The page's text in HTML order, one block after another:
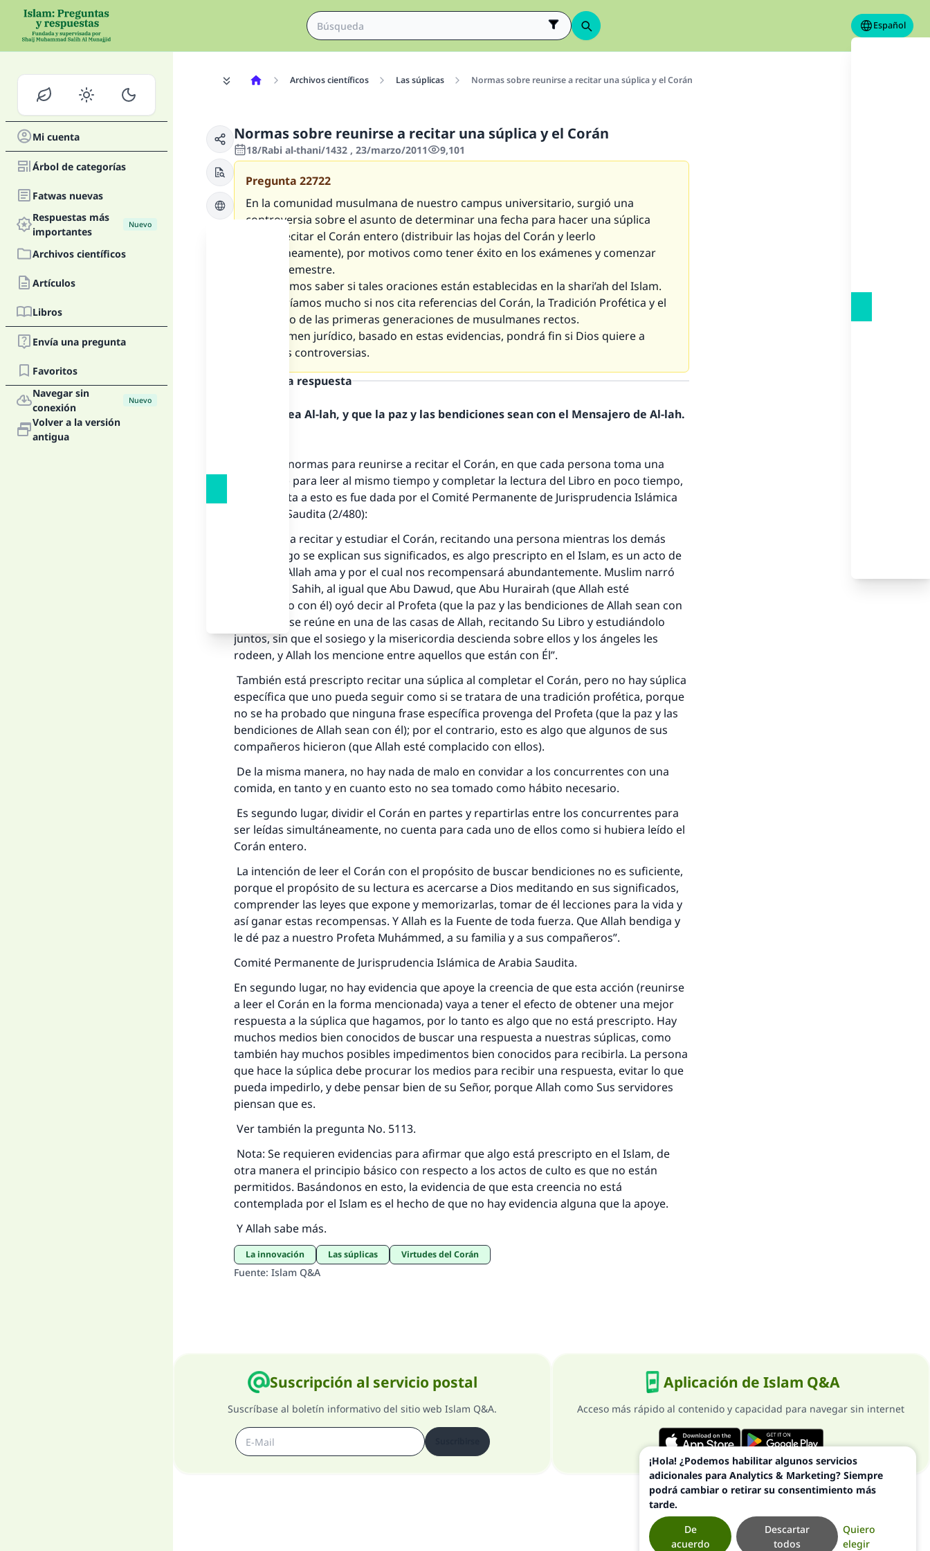
Español
Mi cuenta
Árbol de categorías
Fatwas nuevas
Respuestas más
importantes
Nuevo
Archivos científicos
Artículos
Libros
Envía una pregunta
Favoritos
Navegar sin
conexión
Nuevo
Volver a la versión
antigua
Archivos científicos Las súplicas Normas sobre reunirse a recitar una súplica y el Corán
Normas sobre reunirse a recitar una súplica y el Corán
18/Rabi al-thani/1432 , 23/marzo/2011 9,101
Pregunta 22722
En la comunidad musulmana de nuestro campus universitario, surgió una
controversia sobre el asunto de determinar una fecha para hacer una súplica
(du’á), recitar el Corán entero (distribuir las hojas del Corán y leerlo
simultáneamente), por motivos como tener éxito en los exámenes y comenzar
bien el semestre.
Quisiéramos saber si tales oraciones están establecidas en la shari’ah del Islam.
Apreciaríamos mucho si nos cita referencias del Corán, la Tradición Profética y el
consenso de las primeras generaciones de musulmanes rectos.
Su dictamen jurídico, basado en estas evidencias, pondrá fin si Dios quiere a
nuestras controversias.
Texto de la respuesta
Alabado sea Al-lah, y que la paz y las bendiciones sean con el Mensajero de Al-lah.
Sobre las normas para reunirse a recitar el Corán, en que cada persona toma una
parte (yuz) para leer al mismo tiempo y completar la lectura del Libro en poco tiempo,
la respuesta a esto es fue dada por el Comité Permanente de Jurisprudencia Islámica
de Arabia Saudita (2/480):
“Reunirse a recitar y estudiar el Corán, recitando una persona mientras los demás
oyen y luego se explican sus significados, es algo prescripto en el Islam, es un acto de
culto que Allah ama y por el cual nos recompensará abundantemente. Muslim narró
en su libro Sahih, al igual que Abu Dawud, que Abu Hurairah (que Allah esté
complacido con él) oyó decir al Profeta (que la paz y las bendiciones de Allah sean con
él): “Nadie se reúne en una de las casas de Allah, recitando Su Libro y estudiándolo
juntos, sin que el sosiego y la misericordia descienda sobre ellos y los ángeles les
rodeen, y Allah los mencione entre aquellos que están con Él”.
También está prescripto recitar una súplica al completar el Corán, pero no hay súplica
específica que uno pueda seguir como si se tratara de una tradición profética, porque
no se ha probado que ninguna frase específica provenga del Profeta (que la paz y las
bendiciones de Allah sean con él); por el contrario, esto es algo que algunos de sus
compañeros hicieron (que Allah esté complacido con ellos).
De la misma manera, no hay nada de malo en convidar a los concurrentes con una
comida, en tanto y en cuanto esto no sea tomado como hábito necesario.
Es segundo lugar, dividir el Corán en partes y repartirlas entre los concurrentes para
ser leídas simultáneamente, no cuenta para cada uno de ellos como si hubiera leído el
Corán entero.
La intención de leer el Corán con el propósito de buscar bendiciones no es suficiente,
porque el propósito de su lectura es acercarse a Dios meditando en sus significados,
comprender las leyes que expone y memorizarlas, tomar de él lecciones para la vida y
así ganar estas recompensas. Y Allah es la Fuente de toda fuerza. Que Allah bendiga y
le dé paz a nuestro Profeta Muhámmed, a su familia y a sus compañeros”.
Comité Permanente de Jurisprudencia Islámica de Arabia Saudita.
En segundo lugar, no hay evidencia que apoye la creencia de que esta acción (reunirse
a leer el Corán en la forma mencionada) vaya a tener el efecto de obtener una mejor
respuesta a la súplica que hagamos, por lo tanto es algo que no está prescripto. Hay
muchos medios bien conocidos de buscar una respuesta a nuestras súplicas, como
también hay muchos posibles impedimentos bien conocidos para recibirla. La persona
que hace la súplica debe procurar los medios para recibir una respuesta, evitar lo que
pueda impedirlo, y debe pensar bien de su Señor, porque Allah como Sus servidores
piensan que es.
Ver también la pregunta No. 5113.
Nota: Se requieren evidencias para afirmar que algo está prescripto en el Islam, de
otra manera el principio básico con respecto a los actos de culto es que no están
permitidos. Basándonos en esto, la evidencia de que esta creencia no está
contemplada por el Islam es el hecho de que no hay evidencia alguna que la apoye.
Y Allah sabe más.
La innovación Las súplicas Virtudes del Corán
Fuente: Islam Q&A
Suscripción al servicio postal
Suscríbase al boletín informativo del sitio web Islam Q&A.
Aplicación de Islam Q&A
Acceso más rápido al contenido y capacidad para navegar sin internet
La respuesta no. 110845 salvó un matrimonio.
Desde la Q hasta la A, su contribución ayuda a IslamQA.
Profeta ﷺ dijo:
"Una persona que orienta a otros a hacer el bien obtendrá la
misma recompensa que aquellos que lo realicen."
(MUSLIM, 1893)
Contribuir
¡Hola! ¿Podemos habilitar algunos servicios
adicionales para Analytics & Marketing? Siempre
podrá cambiar o retirar su consentimiento más
tarde.
Quiero
elegir
Descartar
todos
De
acuerdo